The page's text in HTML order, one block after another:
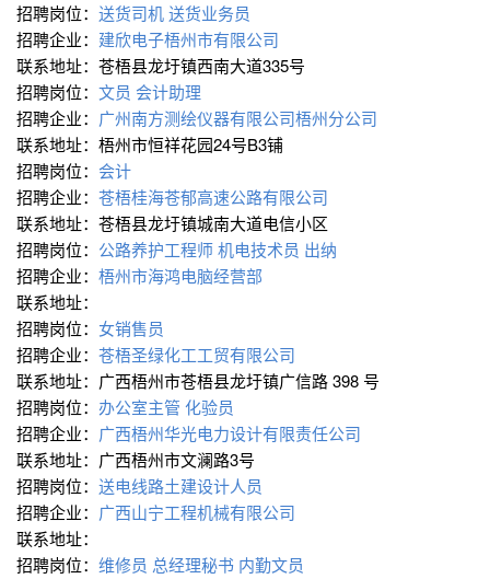
招聘岗位： 送货司机送货业务员
招聘企业： 建欣电子梧州市有限公司
联系地址：苍梧县龙圩镇西南大道335号
招聘岗位： 文员 会计助理
招聘企业： 广州南方测绘仪器有限公司梧州分公司
联系地址：梧州市恒祥花园24号B3铺
招聘岗位： 会计
招聘企业： 苍梧桂海苍郁高速公路有限公司
联系地址：苍梧县龙圩镇城南大道电信小区
招聘岗位： 公路养护工程师机电技术员 出纳
招聘企业： 梧州市海鸿电脑经营部
联系地址：
招聘岗位： 女销售员
招聘企业： 苍梧圣绿化工工贸有限公司
联系地址：广西梧州市苍梧县龙圩镇广信路 398 号
招聘岗位： 办公室主管 化验员
招聘企业： 广西梧州华光电力设计有限责任公司
联系地址：广西梧州市文澜路3号
招聘岗位： 送电线路土建设计人员
招聘企业： 广西山宁工程机械有限公司
联系地址：
招聘岗位： 维修员 总经理秘书 内勤文员